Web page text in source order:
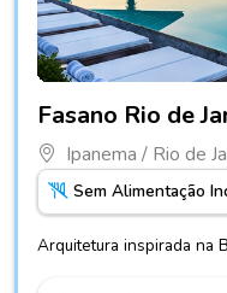
Fasano Rio de
Ipanema / Rio de
Sem Alimentação
Arquitetura inspirada na